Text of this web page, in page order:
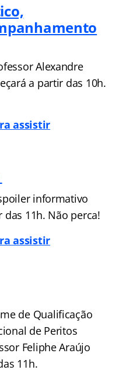
Alexandre
a partir das 10h.
assistir
informativo
das 11h. Não perca!
assistir
de Qualificação
de Peritos
Feliphe Araújo
11h.